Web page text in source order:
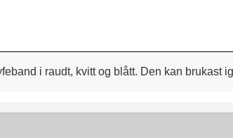
i raudt, kvitt og blått. Den kan brukast